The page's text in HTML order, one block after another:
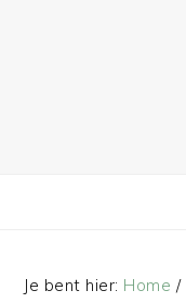
Je bent hier: Home /